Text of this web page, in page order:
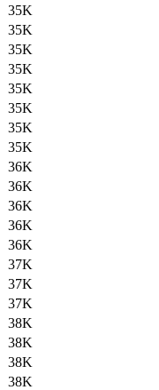
35K
35K
35K
35K
35K
35K
35K
35K
36K
36K
36K
36K
36K
37K
37K
37K
38K
38K
38K
38K